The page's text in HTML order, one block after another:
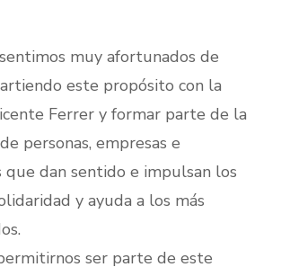
muy afortunados de
este propósito con la
Ferrer y formar parte de la
personas, empresas e
que dan sentido e impulsan los
y ayuda a los más
ser parte de este